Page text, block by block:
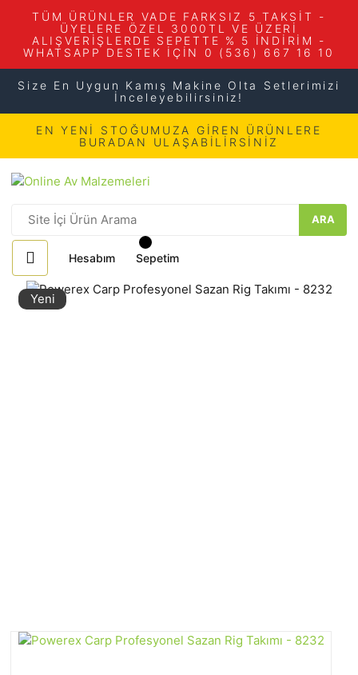
TÜM ÜRÜNLER VADE FARKSIZ 5 TAKSİT -
ÜYELERE ÖZEL 3000TL VE ÜZERİ
ALIŞVERİŞLERDE SEPETTE % 5 İNDİRİM -
WHATSAPP DESTEK İÇİN 0 (536) 667 16 10
Size En Uygun Kamış Makine Olta Setlerimizi
İnceleyebilirsiniz!
EN YENİ STOĞUMUZA GİREN ÜRÜNLERE
BURADAN ULAŞABİLİRSİNİZ
ARA
Hesabım Sepetim
Yeni